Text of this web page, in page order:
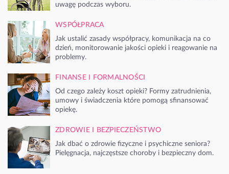
uwagę podczas wyboru.
WSPÓŁPRACA
Jak ustalić zasady współpracy, komunikacja na co
dzień, monitorowanie jakości opieki i reagowanie na
problemy.
FINANSE I FORMALNOŚCI
Od czego zależy koszt opieki? Formy zatrudnienia,
umowy i świadczenia które pomogą sfinansować
opiekę.
ZDROWIE I BEZPIECZEŃSTWO
Jak dbać o zdrowie fizyczne i psychiczne seniora?
Pielęgnacja, najczęstsze choroby i bezpieczny dom.